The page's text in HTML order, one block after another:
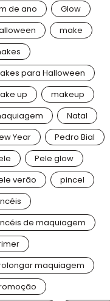
de ano
Glow
make
para Halloween
up
makeup
Natal
Year
Pedro Bial
Pele glow
verão
pincel
de maquiagem
maquiagem